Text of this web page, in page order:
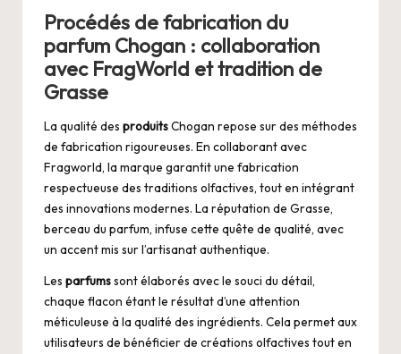
Procédés de fabrication du
parfum Chogan : collaboration
avec FragWorld et tradition de
Grasse
La qualité des produitsChogan repose sur des méthodes
de fabrication rigoureuses. En collaborant avec
Fragworld, la marque garantit une fabrication
respectueuse des traditions olfactives, tout en intégrant
des innovations modernes. La réputation de Grasse,
berceau du parfum, infuse cette quête de qualité, avec
un accent mis sur l’artisanat authentique.
Les parfumssont élaborés avec le souci du détail,
chaque flacon étant le résultat d’une attention
méticuleuse à la qualité des ingrédients. Cela permet aux
utilisateurs de bénéficier de créations olfactives tout en